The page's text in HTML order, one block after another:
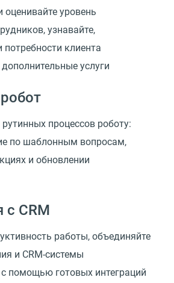
уровень
узнавайте,
клиента
услуги
процессов роботу:
по шаблонным вопросам,
и обновлении
с CRM
работы, объединяйте
и CRM-системы
с помощью готовых интеграций